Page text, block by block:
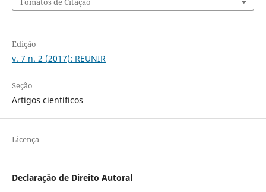
Edição
v. 7 n. 2 (2017): REUNIR
Seção
Artigos científicos
Licença
Declaração de Direito Autoral